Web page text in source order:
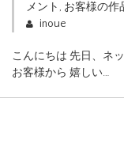
メント , お客様の作
inoue
こんにちは 先日、ネ
お客様から 嬉しい…